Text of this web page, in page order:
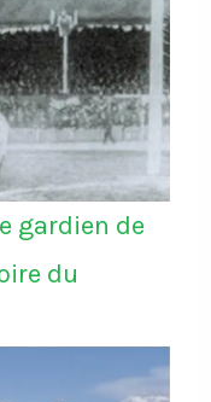
gardien de
du